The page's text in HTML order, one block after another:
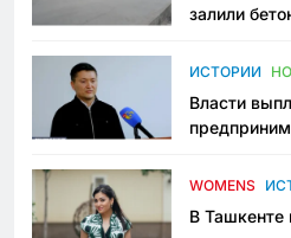
залили
ИСТОРИИ
Власти
приговору
WOMENS
В Ташкенте